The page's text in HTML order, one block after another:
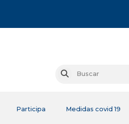
Buscar
Participa Medidas covid 19